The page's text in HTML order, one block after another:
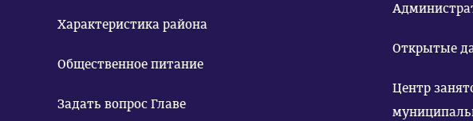
Характеристика района
Общественное питание
Задать вопрос Главе
Открытые
Центр